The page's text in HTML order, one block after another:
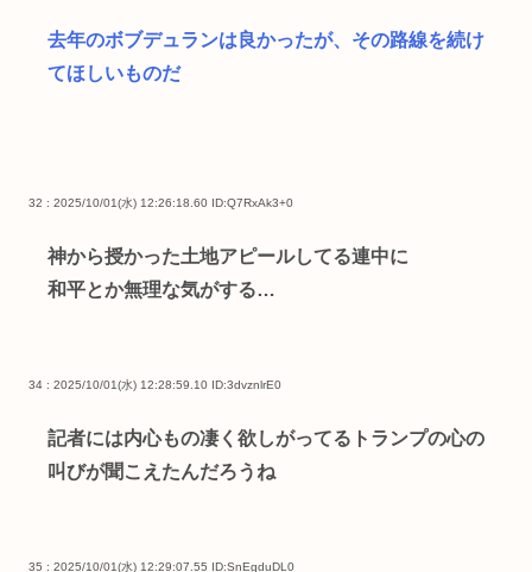
去年のボブデュランは良かったが、その路線を続け
てほしいものだ
32 : 2025/10/01(水) 12:26:18.60 ID:Q7RxAk3+0
神から授かった土地アピールしてる連中に
和平とか無理な気がする…
34 : 2025/10/01(水) 12:28:59.10 ID:3dvznlrE0
記者には内心もの凄く欲しがってるトランプの心の
叫びが聞こえたんだろうね
35 : 2025/10/01(水) 12:29:07.55 ID:SnEgduDL0